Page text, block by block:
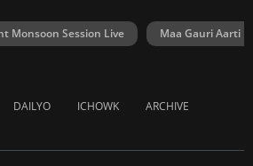
Monsoon Session Live Maa Gauri Aarti
DAILYO ICHOWK ARCHIVE